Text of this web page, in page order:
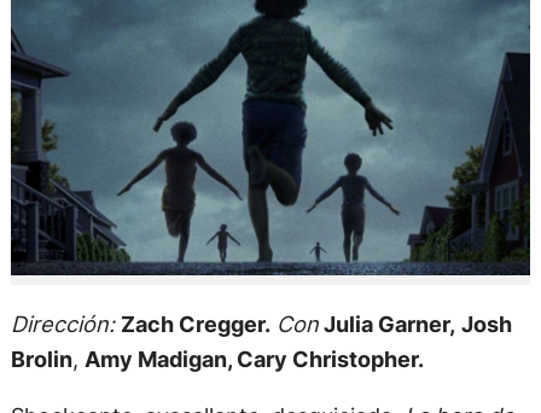
Dirección: Zach Cregger. ConJulia Garner, Josh
Brolin, Amy Madigan, Cary Christopher.